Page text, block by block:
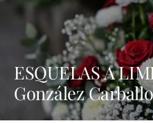
ESQUELAS A
González Carballo